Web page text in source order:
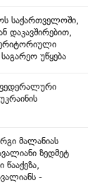
საქართველოში,
დაკავშირებით,
უწყება
ფედერალური
მალანიას
ზედმეტ
-